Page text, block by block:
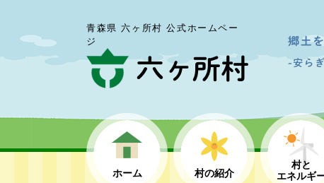
青森県 六ヶ所村 公式ホームペー
ジ
ホーム 村の紹介
村と
エネルギ